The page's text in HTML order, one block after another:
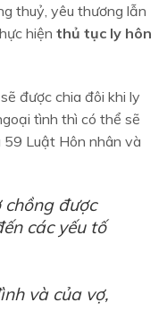
thuỷ, yêu thương lẫn
hiện thủ tục ly hôn
được chia đôi khi ly
tình thì có thể sẽ
59 Luật Hôn nhân và
chồng được
các yếu tố
và của vợ,